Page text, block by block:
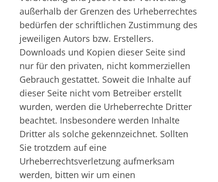
außerhalb der Grenzen des Urheberrechtes
bedürfen der schriftlichen Zustimmung des
jeweiligen Autors bzw. Erstellers.
Downloads und Kopien dieser Seite sind
nur für den privaten, nicht kommerziellen
Gebrauch gestattet. Soweit die Inhalte auf
dieser Seite nicht vom Betreiber erstellt
wurden, werden die Urheberrechte Dritter
beachtet. Insbesondere werden Inhalte
Dritter als solche gekennzeichnet. Sollten
Sie trotzdem auf eine
Urheberrechtsverletzung aufmerksam
werden, bitten wir um einen